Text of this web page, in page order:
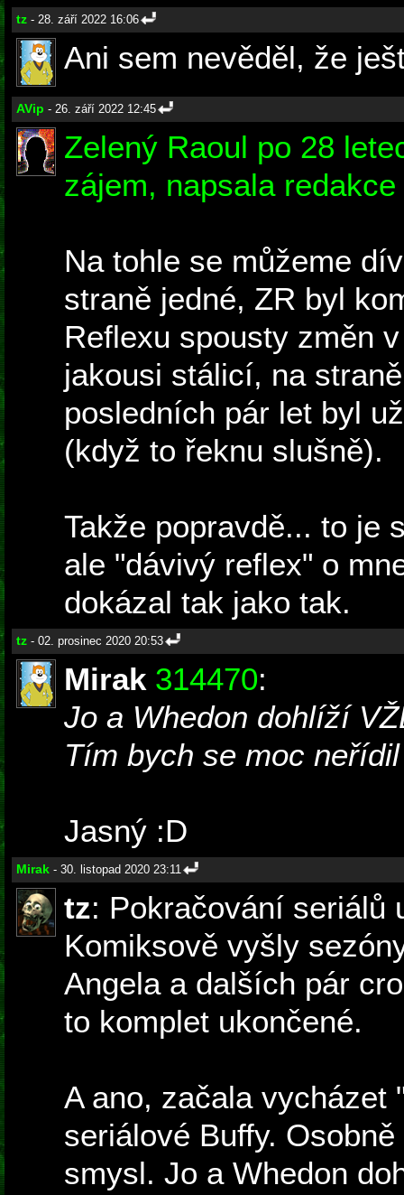
tz - 28. září 2022 16:06
Ani sem nevěděl, že
AVip - 26. září 2022 12:45
Zelený Raoul po 28
zájem, napsala
Na tohle se můžeme
straně jedné, ZR byl
Reflexu spousty změn
jakousi stálicí, na
posledních pár let byl
(když to řeknu slušně).
Takže popravdě... to je
ale "dávivý reflex" o
dokázal tak jako tak.
tz - 02. prosinec 2020 20:53
Mirak 314470:
Jo a Whedon dohlíží
Tím bych se moc
Jasný :D
Mirak - 30. listopad 2020 23:11
tz: Pokračování seriálů
Komiksově vyšly
Angela a dalších pár
to komplet ukončené.
A ano, začala vycházet
seriálové Buffy.
smysl. Jo a Whedon